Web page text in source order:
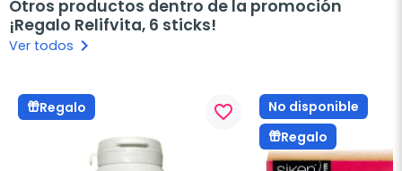
Otros productos dentro de la promoción
¡Regalo Relifvita, 6 sticks!
Ver todos keyboard_arrow_right
Regalo favorite_border
No disponible
Regalo